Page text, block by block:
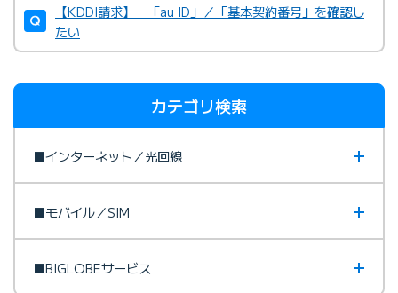
【KDDI請求】 「au ID」／「基本契約番号」を確認し
たい
カテゴリ検索
■インターネット／光回線
■モバイル／SIM
■BIGLOBEサービス